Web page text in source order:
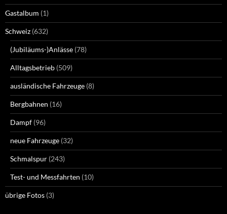
Gastalbum (1)
Schweiz (632)
(Jubiläums-)Anlässe (78)
Alltagsbetrieb (509)
ausländische Fahrzeuge (8)
Bergbahnen (16)
Dampf (96)
neue Fahrzeuge (32)
Schmalspur (243)
Test- und Messfahrten (10)
übrige Fotos (3)